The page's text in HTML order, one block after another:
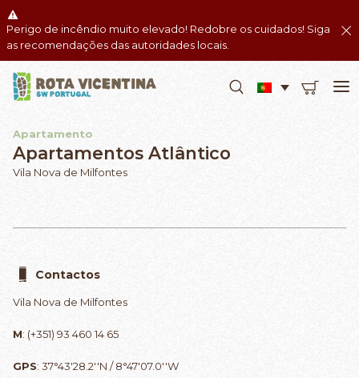
Perigo de incêndio muito elevado! Redobre os cuidados! Siga
as recomendações das autoridades locais.
Apartamento
Apartamentos Atlântico
Vila Nova de Milfontes
Contactos
Vila Nova de Milfontes
M: (+351) 93 460 14 65
GPS: 37°43'28.2''N / 8°47'07.0''W